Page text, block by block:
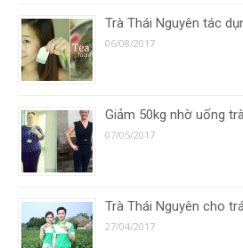
Trà Thái Nguyên tác
06/08/2017
Giảm 50kg nhờ uống
07/05/2017
Trà Thái Nguyên cho
27/04/2017